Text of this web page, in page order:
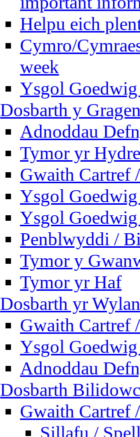
Helpu eich
Cymro/
week
Ysgol
Dosbarth y
Adnoddau
Tymor yr
Gwaith Cartref
Ysgol
Ysgol
Penblwyddi /
Tymor y
Tymor yr Haf
Dosbarth yr
Gwaith Cartref
Ysgol
Adnoddau
Dosbarth
Gwaith Cartref
Sillafu /